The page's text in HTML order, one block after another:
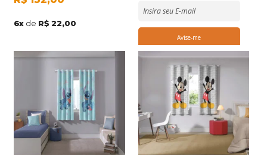
6x de R$ 22,00